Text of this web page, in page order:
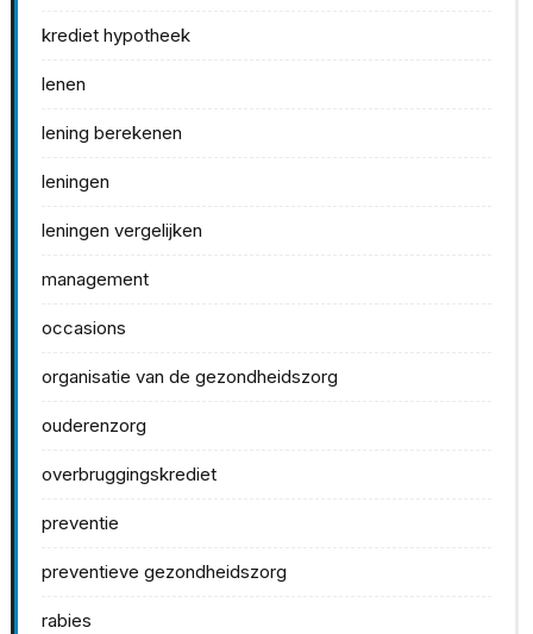
krediet hypotheek
lenen
lening berekenen
leningen
leningen vergelijken
management
occasions
organisatie van de gezondheidszorg
ouderenzorg
overbruggingskrediet
preventie
preventieve gezondheidszorg
rabies